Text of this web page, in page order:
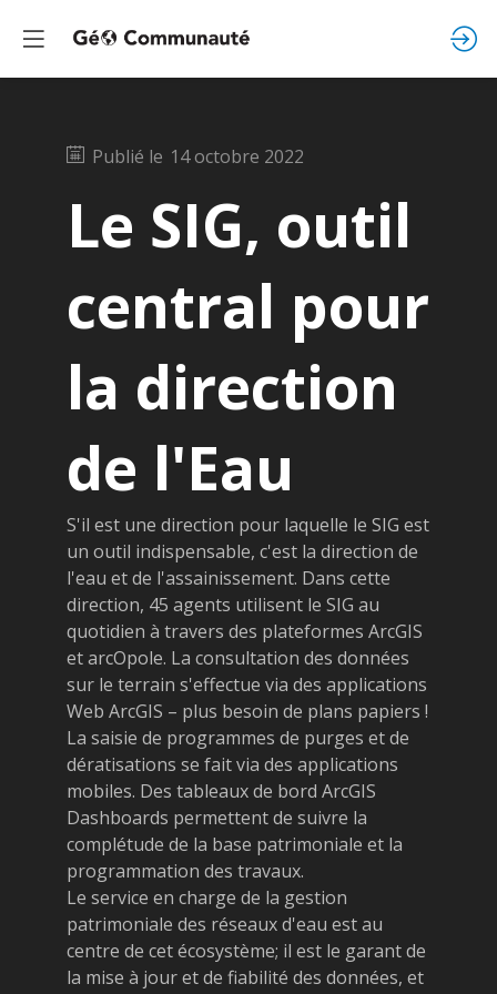
Publié le 14 octobre 2022
Le SIG, outil
central pour
la direction
de l'Eau
S'il est une direction pour laquelle le SIG est
un outil indispensable, c'est la direction de
l'eau et de l'assainissement. Dans cette
direction, 45 agents utilisent le SIG au
quotidien à travers des plateformes ArcGIS
et arcOpole. La consultation des données
sur le terrain s'effectue via des applications
Web ArcGIS – plus besoin de plans papiers !
La saisie de programmes de purges et de
dératisations se fait via des applications
mobiles. Des tableaux de bord ArcGIS
Dashboards permettent de suivre la
complétude de la base patrimoniale et la
programmation des travaux.
Le service en charge de la gestion
patrimoniale des réseaux d'eau est au
centre de cet écosystème; il est le garant de
la mise à jour et de fiabilité des données, et